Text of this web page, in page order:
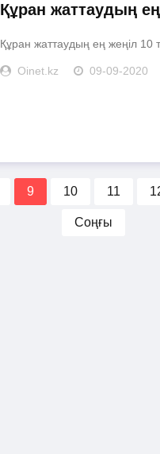
Құран жаттаудың ең
Құран жаттаудың ең жеңіл 10
Oinet.kz 09-09-2020
9 10 11
Соңғы